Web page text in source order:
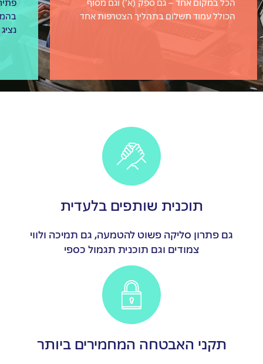
הכולל עמוד תשלום בתהליך הצטרפות אחד
נציג
תוכנית שותפים בלעדית
גם פתרון סליקה פשוט להטמעה, גם תמיכה ולווי
צמודים וגם תוכנית תגמול כספי
תקני האבטחה המחמירים ביותר